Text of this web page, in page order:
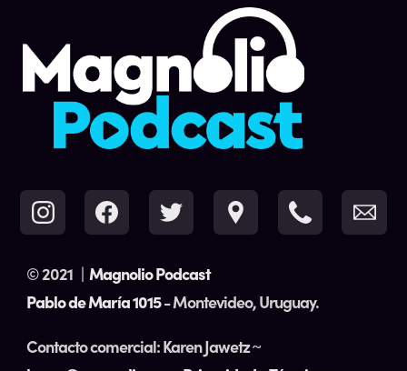
© 2021 |Magnolio Podcast
Pablo de María 1015- Montevideo, Uruguay.
Contacto comercial: Karen Jawetz ~